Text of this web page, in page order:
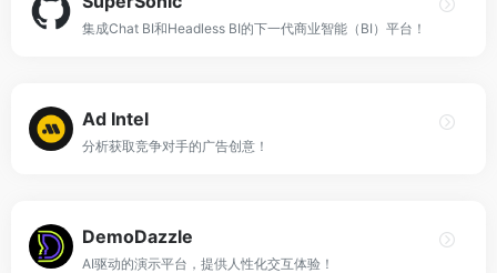
集成Chat BI和Headless BI的下一代商业智能（BI）平台！
Ad Intel
分析获取竞争对手的广告创意！
DemoDazzle
AI驱动的演示平台，提供人性化交互体验！